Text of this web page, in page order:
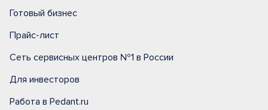
Готовый бизнес
Прайс-лист
Сеть сервисных центров №1 в России
Для инвесторов
Работа в Pedant.ru